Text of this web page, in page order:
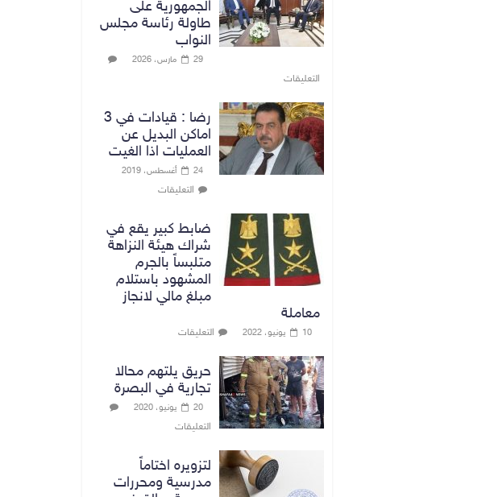
الجمهورية على
طاولة رئاسة مجلس
النواب
29 مارس، 2026
التعليقات
رضا : قيادات في 3
اماكن البديل عن
العمليات اذا الغيت
24 أغسطس، 2019
التعليقات
ضابط كبير يقع في
شراك هيئة النزاهة
متلبساً بالجرم
المشهود باستلام
مبلغ مالي لانجاز
معاملة
10 يونيو، 2022 التعليقات
حريق يلتهم محالا
تجارية في البصرة
20 يونيو، 2020
التعليقات
لتزويره اختاماً
مدرسية ومحررات